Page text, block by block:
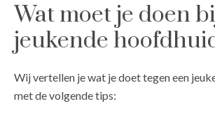
Wat moet je doen
jeukende
Wij vertellen je wat je doet tegen een
met de volgende tips: